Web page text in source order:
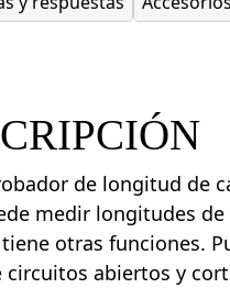
de longitud de
medir longitudes
otras funciones.
circuitos abiertos y